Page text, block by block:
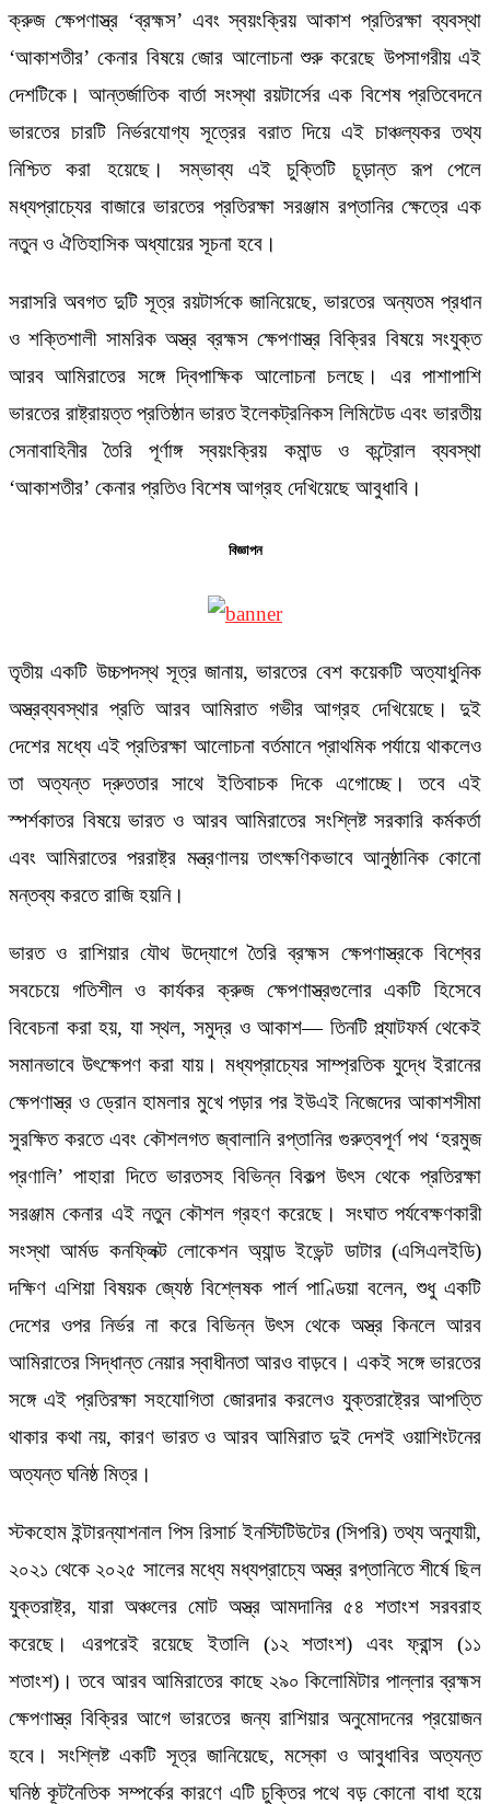
ক্রুজ ক্ষেপণাস্ত্র ‘ব্রহ্মস’ এবং স্বয়ংক্রিয় আকাশ প্রতিরক্ষা ব্যবস্থা
‘আকাশতীর’ কেনার বিষয়ে জোর আলোচনা শুরু করেছে উপসাগরীয় এই
দেশটিকে। আন্তর্জাতিক বার্তা সংস্থা রয়টার্সের এক বিশেষ প্রতিবেদনে
ভারতের চারটি নির্ভরযোগ্য সূত্রের বরাত দিয়ে এই চাঞ্চল্যকর তথ্য
নিশ্চিত করা হয়েছে। সম্ভাব্য এই চুক্তিটি চূড়ান্ত রূপ পেলে
মধ্যপ্রাচ্যের বাজারে ভারতের প্রতিরক্ষা সরঞ্জাম রপ্তানির ক্ষেত্রে এক
নতুন ও ঐতিহাসিক অধ্যায়ের সূচনা হবে।
সরাসরি অবগত দুটি সূত্র রয়টার্সকে জানিয়েছে, ভারতের অন্যতম প্রধান
ও শক্তিশালী সামরিক অস্ত্র ব্রহ্মস ক্ষেপণাস্ত্র বিক্রির বিষয়ে সংযুক্ত
আরব আমিরাতের সঙ্গে দ্বিপাক্ষিক আলোচনা চলছে। এর পাশাপাশি
ভারতের রাষ্ট্রায়ত্ত প্রতিষ্ঠান ভারত ইলেকট্রনিকস লিমিটেড এবং ভারতীয়
সেনাবাহিনীর তৈরি পূর্ণাঙ্গ স্বয়ংক্রিয় কমান্ড ও কন্ট্রোল ব্যবস্থা
‘আকাশতীর’ কেনার প্রতিও বিশেষ আগ্রহ দেখিয়েছে আবুধাবি।
বিজ্ঞাপন
তৃতীয় একটি উচ্চপদস্থ সূত্র জানায়, ভারতের বেশ কয়েকটি অত্যাধুনিক
অস্ত্রব্যবস্থার প্রতি আরব আমিরাত গভীর আগ্রহ দেখিয়েছে। দুই
দেশের মধ্যে এই প্রতিরক্ষা আলোচনা বর্তমানে প্রাথমিক পর্যায়ে থাকলেও
তা অত্যন্ত দ্রুততার সাথে ইতিবাচক দিকে এগোচ্ছে। তবে এই
স্পর্শকাতর বিষয়ে ভারত ও আরব আমিরাতের সংশ্লিষ্ট সরকারি কর্মকর্তা
এবং আমিরাতের পররাষ্ট্র মন্ত্রণালয় তাৎক্ষণিকভাবে আনুষ্ঠানিক কোনো
মন্তব্য করতে রাজি হয়নি।
ভারত ও রাশিয়ার যৌথ উদ্যোগে তৈরি ব্রহ্মস ক্ষেপণাস্ত্রকে বিশ্বের
সবচেয়ে গতিশীল ও কার্যকর ক্রুজ ক্ষেপণাস্ত্রগুলোর একটি হিসেবে
বিবেচনা করা হয়, যা স্থল, সমুদ্র ও আকাশ— তিনটি প্ল্যাটফর্ম থেকেই
সমানভাবে উৎক্ষেপণ করা যায়। মধ্যপ্রাচ্যের সাম্প্রতিক যুদ্ধে ইরানের
ক্ষেপণাস্ত্র ও ড্রোন হামলার মুখে পড়ার পর ইউএই নিজেদের আকাশসীমা
সুরক্ষিত করতে এবং কৌশলগত জ্বালানি রপ্তানির গুরুত্বপূর্ণ পথ ‘হরমুজ
প্রণালি’ পাহারা দিতে ভারতসহ বিভিন্ন বিকল্প উৎস থেকে প্রতিরক্ষা
সরঞ্জাম কেনার এই নতুন কৌশল গ্রহণ করেছে। সংঘাত পর্যবেক্ষণকারী
সংস্থা আর্মড কনফ্লিক্ট লোকেশন অ্যান্ড ইভেন্ট ডাটার (এসিএলইডি)
দক্ষিণ এশিয়া বিষয়ক জ্যেষ্ঠ বিশ্লেষক পার্ল পাণ্ডিয়া বলেন, শুধু একটি
দেশের ওপর নির্ভর না করে বিভিন্ন উৎস থেকে অস্ত্র কিনলে আরব
আমিরাতের সিদ্ধান্ত নেয়ার স্বাধীনতা আরও বাড়বে। একই সঙ্গে ভারতের
সঙ্গে এই প্রতিরক্ষা সহযোগিতা জোরদার করলেও যুক্তরাষ্ট্রের আপত্তি
থাকার কথা নয়, কারণ ভারত ও আরব আমিরাত দুই দেশই ওয়াশিংটনের
অত্যন্ত ঘনিষ্ঠ মিত্র।
স্টকহোম ইন্টারন্যাশনাল পিস রিসার্চ ইনস্টিটিউটের (সিপরি) তথ্য অনুযায়ী,
২০২১ থেকে ২০২৫ সালের মধ্যে মধ্যপ্রাচ্যে অস্ত্র রপ্তানিতে শীর্ষে ছিল
যুক্তরাষ্ট্র, যারা অঞ্চলের মোট অস্ত্র আমদানির ৫৪ শতাংশ সরবরাহ
করেছে। এরপরেই রয়েছে ইতালি (১২ শতাংশ) এবং ফ্রান্স (১১
শতাংশ)। তবে আরব আমিরাতের কাছে ২৯০ কিলোমিটার পাল্লার ব্রহ্মস
ক্ষেপণাস্ত্র বিক্রির আগে ভারতের জন্য রাশিয়ার অনুমোদনের প্রয়োজন
হবে। সংশ্লিষ্ট একটি সূত্র জানিয়েছে, মস্কো ও আবুধাবির অত্যন্ত
ঘনিষ্ঠ কূটনৈতিক সম্পর্কের কারণে এটি চুক্তির পথে বড় কোনো বাধা হয়ে